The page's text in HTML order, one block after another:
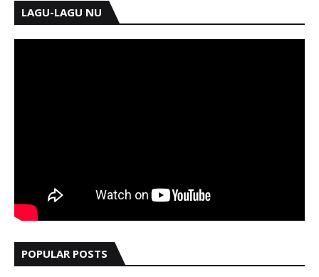
LAGU-LAGU NU
POPULAR POSTS